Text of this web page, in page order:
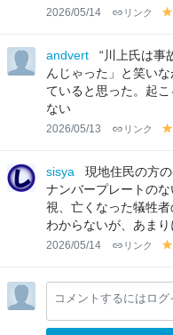
2026/05/14 リンク
lo
w
andvert
“川上氏は事
んじゃった」と笑い
ていると思った。起
ない
2026/05/13 リンク
lo
w
sisya
現地住民の方
ナンバープレートの
視、亡くなった犠牲
わからないが、あまり
2026/05/14 リンク
lo
w
コメントするにはロ